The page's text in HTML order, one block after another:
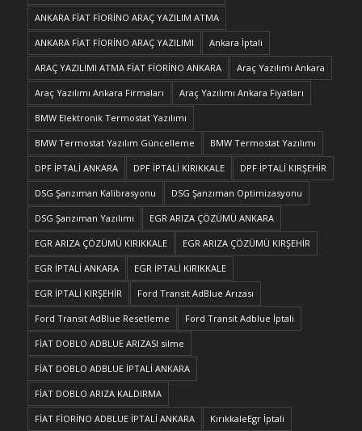
ANKARA FİAT FİORİNO ARAÇ YAZILIM ATMA
ANKARA FİAT FİORİNO ARAÇ YAZILIMI Ankara İptali
ARAÇ YAZILIMI ATMA FİAT FİORİNO ANKARA Araç Yazılımı Ankara
Araç Yazılımı Ankara Firmaları Araç Yazılımı Ankara Fiyatları
BMW Elektronik Termostat Yazılımı
BMW Termostat Yazılım Güncelleme BMW Termostat Yazılımı
DPF İPTALİ ANKARA DPF İPTALİ KIRIKKALE DPF İPTALİ KIRŞEHİR
DSG Şanzıman Kalibrasyonu DSG Şanzıman Optimizasyonu
DSG Şanzıman Yazılımı EGR ARIZA ÇÖZÜMÜ ANKARA
EGR ARIZA ÇÖZÜMÜ KIRIKKALE EGR ARIZA ÇÖZÜMÜ KIRŞEHİR
EGR İPTALİ ANKARA EGR İPTALİ KIRIKKALE
EGR İPTALİ KIRŞEHİR Ford Transit AdBlue Arızası
Ford Transit AdBlue Resetleme Ford Transit Adblue İptali
FİAT DOBLO ADBLUE ARIZASI silme
FİAT DOBLO ADBLUE İPTALİ ANKARA
FİAT DOBLO ARIZA KALDIRMA
FİAT FİORİNO ADBLUE İPTALİ ANKARA KırıkkaleEgr İptali